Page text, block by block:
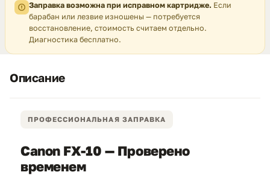
Заправка возможна при исправном картридже. Если
барабан или лезвие изношены — потребуется
восстановление, стоимость считаем отдельно.
Диагностика бесплатно.
Описание
ПРОФЕССИОНАЛЬНАЯ ЗАПРАВКА
Canon FX-10 — Проверено
временем